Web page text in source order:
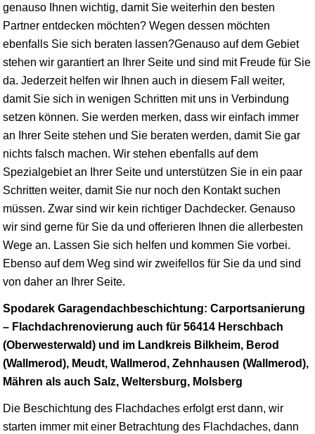
genauso Ihnen wichtig, damit Sie weiterhin den besten
Partner entdecken möchten? Wegen dessen möchten
ebenfalls Sie sich beraten lassen?Genauso auf dem Gebiet
stehen wir garantiert an Ihrer Seite und sind mit Freude für Sie
da. Jederzeit helfen wir Ihnen auch in diesem Fall weiter,
damit Sie sich in wenigen Schritten mit uns in Verbindung
setzen können. Sie werden merken, dass wir einfach immer
an Ihrer Seite stehen und Sie beraten werden, damit Sie gar
nichts falsch machen. Wir stehen ebenfalls auf dem
Spezialgebiet an Ihrer Seite und unterstützen Sie in ein paar
Schritten weiter, damit Sie nur noch den Kontakt suchen
müssen. Zwar sind wir kein richtiger Dachdecker. Genauso
wir sind gerne für Sie da und offerieren Ihnen die allerbesten
Wege an. Lassen Sie sich helfen und kommen Sie vorbei.
Ebenso auf dem Weg sind wir zweifellos für Sie da und sind
von daher an Ihrer Seite.
Spodarek Garagendachbeschichtung: Carportsanierung
– Flachdachrenovierung auch für 56414 Herschbach
(Oberwesterwald) und im Landkreis Bilkheim, Berod
(Wallmerod), Meudt, Wallmerod, Zehnhausen (Wallmerod),
Mähren als auch Salz, Weltersburg, Molsberg
Die Beschichtung des Flachdaches erfolgt erst dann, wir
starten immer mit einer Betrachtung des Flachdaches, dann